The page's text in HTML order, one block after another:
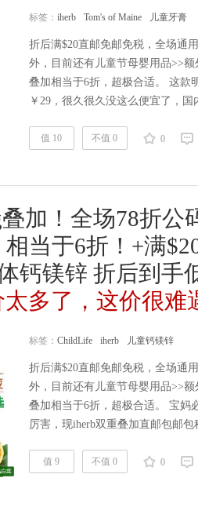
标签： iherb Tom's of Maine 儿童牙膏
折后满$20直邮免邮免税，全场通
外，目前还有儿童节母婴用品>>
叠加相当于6折，超极合适。 这款
￥29，很久很久没这么便宜了，
of Maine Anticavity Fluoride-free
值 10 不值 0 0
加！全场78折公
相当于6折！+满
钙镁锌 折后到手
多了，这价很难
标签： ChildLife iherb 儿童钙镁锌
折后满$20直邮免邮免税，全场通
外，目前还有儿童节母婴用品>>
叠加相当于6折，超极合适。 宝妈
厉害，现iherb双重叠加直邮包邮
>> | 每周联合促销品牌看这里
值 9 不值 0 0